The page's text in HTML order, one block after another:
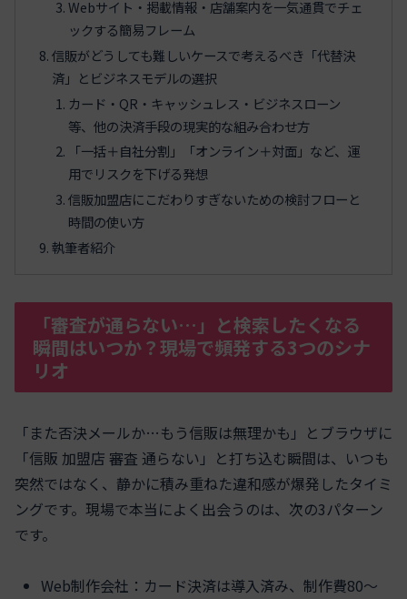
Webサイト・掲載情報・店舗案内を一気通貫でチェ
ックする簡易フレーム
信販がどうしても難しいケースで考えるべき「代替決
済」とビジネスモデルの選択
カード・QR・キャッシュレス・ビジネスローン
等、他の決済手段の現実的な組み合わせ方
「一括＋自社分割」「オンライン＋対面」など、運
用でリスクを下げる発想
信販加盟店にこだわりすぎないための検討フローと
時間の使い方
執筆者紹介
「審査が通らない…」と検索したくなる
瞬間はいつか？現場で頻発する3つのシナ
リオ
「また否決メールか…もう信販は無理かも」とブラウザに
「信販 加盟店 審査 通らない」と打ち込む瞬間は、いつも
突然ではなく、静かに積み重ねた違和感が爆発したタイミ
ングです。現場で本当によく出会うのは、次の3パターン
です。
Web制作会社：カード決済は導入済み、制作費80〜